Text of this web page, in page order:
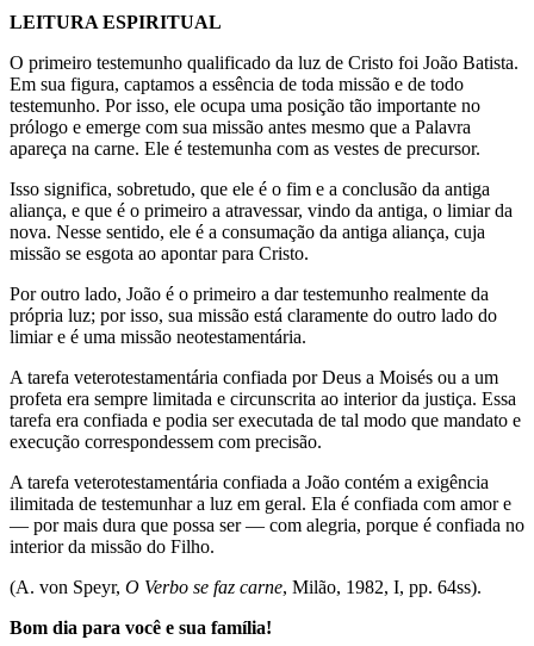
LEITURA ESPIRITUAL
O primeiro testemunho qualificado da luz de Cristo foi João Batista.
Em sua figura, captamos a essência de toda missão e de todo
testemunho. Por isso, ele ocupa uma posição tão importante no
prólogo e emerge com sua missão antes mesmo que a Palavra
apareça na carne. Ele é testemunha com as vestes de precursor.
Isso significa, sobretudo, que ele é o fim e a conclusão da antiga
aliança, e que é o primeiro a atravessar, vindo da antiga, o limiar da
nova. Nesse sentido, ele é a consumação da antiga aliança, cuja
missão se esgota ao apontar para Cristo.
Por outro lado, João é o primeiro a dar testemunho realmente da
própria luz; por isso, sua missão está claramente do outro lado do
limiar e é uma missão neotestamentária.
A tarefa veterotestamentária confiada por Deus a Moisés ou a um
profeta era sempre limitada e circunscrita ao interior da justiça. Essa
tarefa era confiada e podia ser executada de tal modo que mandato e
execução correspondessem com precisão.
A tarefa veterotestamentária confiada a João contém a exigência
ilimitada de testemunhar a luz em geral. Ela é confiada com amor e
— por mais dura que possa ser — com alegria, porque é confiada no
interior da missão do Filho.
(A. von Speyr, O Verbo se faz carne, Milão, 1982, I, pp. 64ss).
Bom dia para você e sua família!